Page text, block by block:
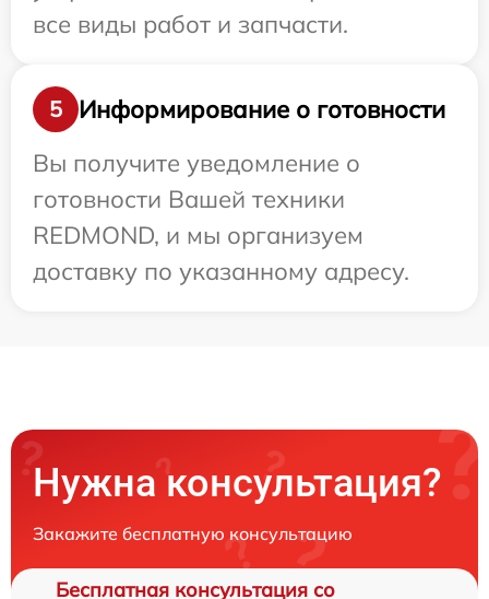
все виды работ и запчасти.
5
Информирование о готовности
Вы получите уведомление о
готовности Вашей техники
REDMOND, и мы организуем
доставку по указанному адресу.
Нужна консультация?
Закажите бесплатную консультацию
Бесплатная консультация со